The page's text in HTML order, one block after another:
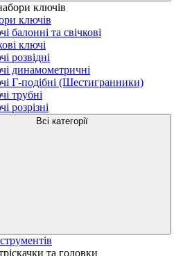
ключів
ключів
балонні та свічкові
ключі
розвідні
динамометричні
Г-подібні (Шестигранники)
трубні
розрізні
Всі категорії
та головки